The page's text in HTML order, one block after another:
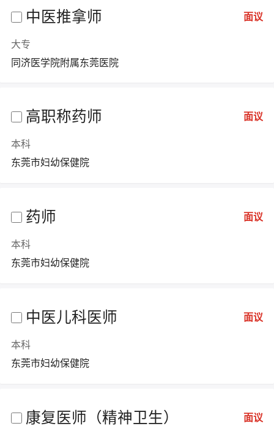
中医推拿师 面议
大专
同济医学院附属东莞医院
高职称药师 面议
本科
东莞市妇幼保健院
药师 面议
本科
东莞市妇幼保健院
中医儿科医师 面议
本科
东莞市妇幼保健院
康复医师（精神卫生） 面议